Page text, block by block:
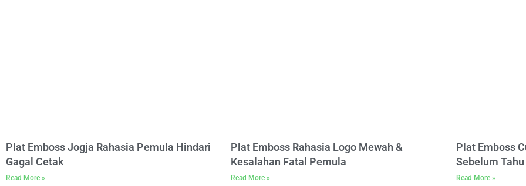
Plat Emboss Jogja Rahasia Pemula Hindari
Gagal Cetak
Read More »
Plat Emboss Rahasia Logo Mewah &
Kesalahan Fatal Pemula
Read More »
Plat Emboss
Sebelum
Read More »